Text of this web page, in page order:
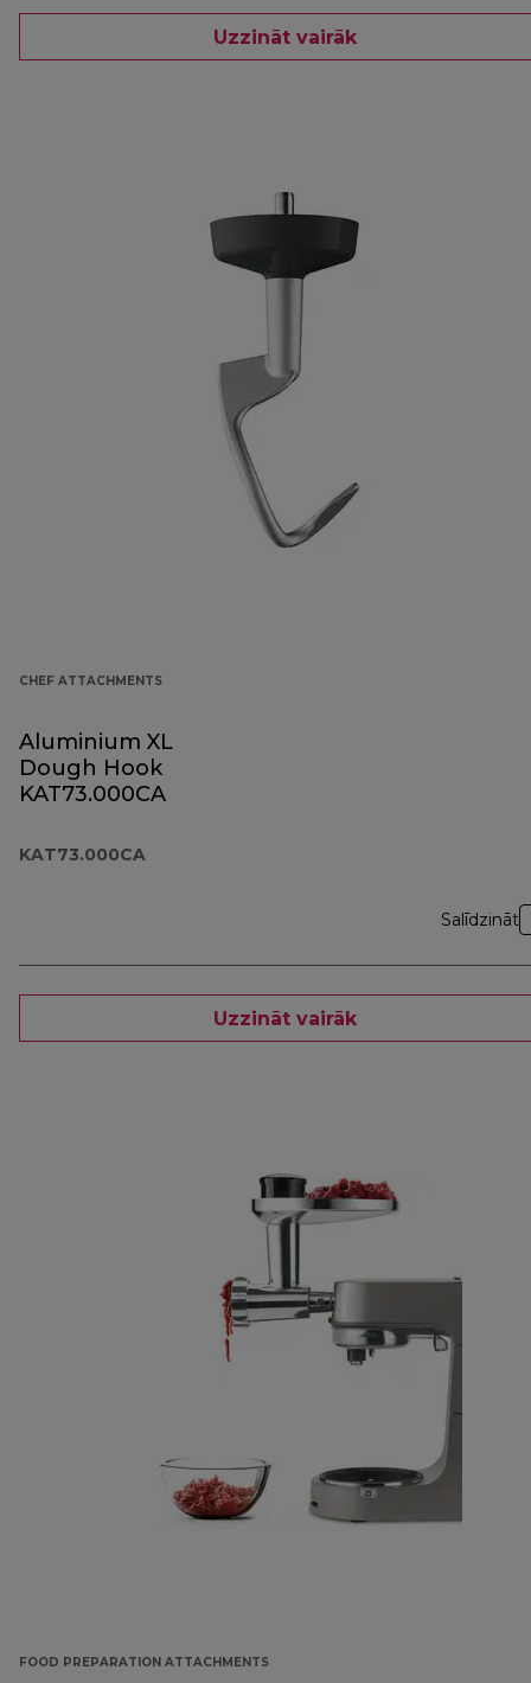
Uzzināt vairāk
CHEF ATTACHMENTS
Aluminium XL
Dough Hook
KAT73.000CA
KAT73.000CA
Salīdzināt
Uzzināt vairāk
FOOD PREPARATION ATTACHMENTS